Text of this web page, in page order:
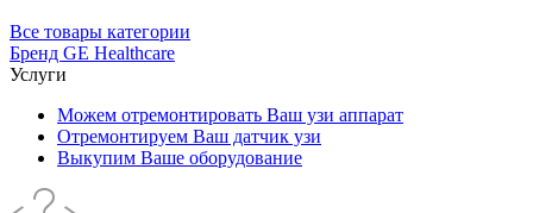
Все товары категории
Бренд GE Healthcare
Услуги
Можем отремонтировать Ваш узи аппарат
Отремонтируем Ваш датчик узи
Выкупим Ваше оборудование